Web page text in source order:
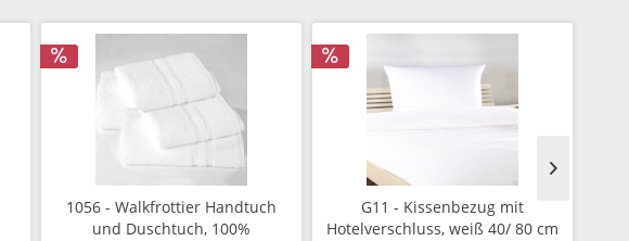
1056 - Walkfrottier Handtuch
und Duschtuch, 100%
G11 - Kissenbezug mit
Hotelverschluss, weiß 40/ 80 cm